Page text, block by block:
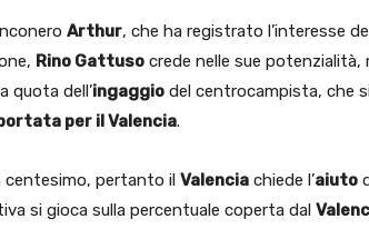
Arthur, che ha registrato l’interesse
Rino Gattuso crede nelle sue potenzialità,
quota dell’ingaggio del centrocampista, che
per il Valencia.
centesimo, pertanto il Valencia chiede l’aiuto
si gioca sulla percentuale coperta dal